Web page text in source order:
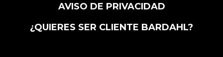
AVISO DE PRIVACIDAD
¿QUIERES SER CLIENTE BARDAHL?